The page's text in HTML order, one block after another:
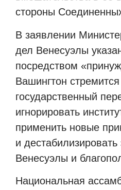
стороны
В заявлении
дел Венесуэлы
посредством
Вашингтон
государственный
игнорировать
применить новые
и дестабилизировать
Венесуэлы и
Национальная